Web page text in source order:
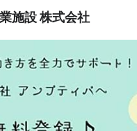
国の法律に定義された
的障害児向け）は根拠と
ているものである。
違う。このことは意外
施設 株式会社